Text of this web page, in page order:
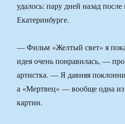
удалось: пару дней назад
Екатеринбурге.
— Фильм «Желтый свет» я
идея очень понравилась, —
артистка. — Я давняя
а «Мертвец» — вообще одна
картин.